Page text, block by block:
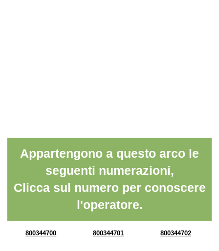
Appartengono a questo arco le
seguenti numerazioni,
Clicca sul numero per conoscere
l'operatore.
800344700 800344701 800344702